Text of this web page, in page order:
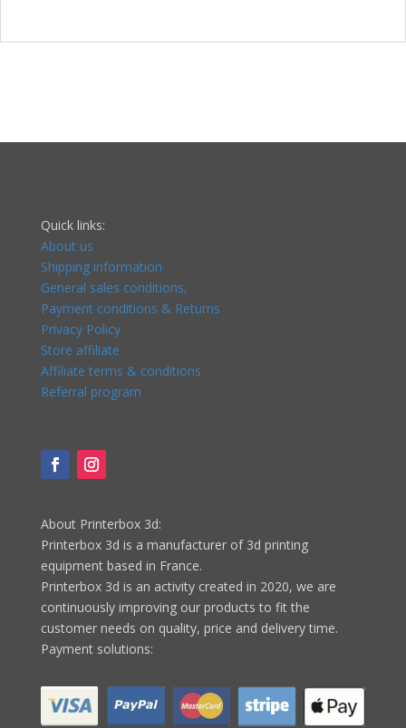
Quick links:
About us
Shipping information
General sales conditions,
Payment conditions & Returns
Privacy Policy
Store affiliate
Affiliate terms & conditions
Referral program
About Printerbox 3d:
Printerbox 3d is a manufacturer of 3d printing
equipment based in France.
Printerbox 3d is an activity created in 2020, we are
continuously improving our products to fit the
customer needs on quality, price and delivery time.
Payment solutions: